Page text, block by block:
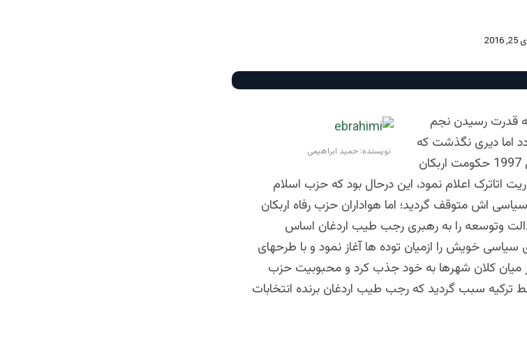
نویسنده: حمید ابراهیمی
قدرت رسیدن نجم
در سال 1995 برمیگردد اما دیری نگذشت که
ارتش قدرت مند این کشور در سال 1997 حکومت اربکان
اتاترک اعلام نمود، این درحال بود که حزب اسلام
اش متوقف گردید؛ اما هواداران حزب رفاه اربکان
در سال 2001 حزب عدالت وتوسعه را به رهبری رجب طیب اردغان اساس
خویش را ازمیان توده ها آغاز نمود و با طرحهای
در میان کلان شهرها به خود جذب کرد و محبوبیت حزب
سبب گردید که رجب طیب اردغان برنده انتخابات